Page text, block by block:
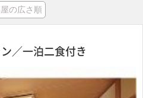
の広さ順
／一泊二食付き